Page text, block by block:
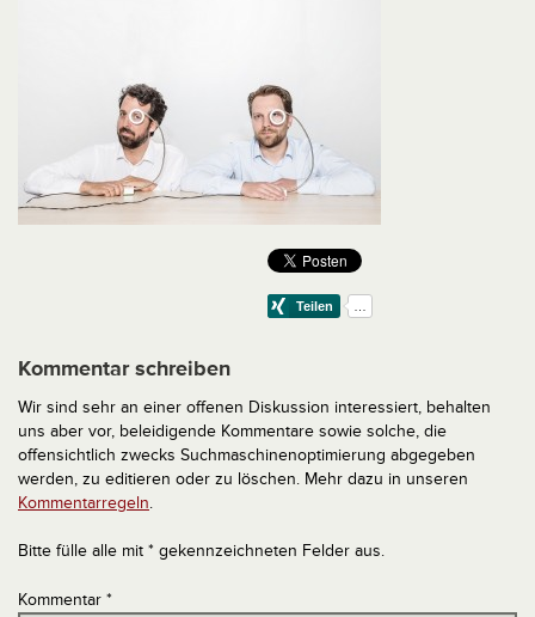
Kommentar schreiben
Wir sind sehr an einer offenen Diskussion interessiert, behalten
uns aber vor, beleidigende Kommentare sowie solche, die
offensichtlich zwecks Suchmaschinenoptimierung abgegeben
werden, zu editieren oder zu löschen. Mehr dazu in unseren
Kommentarregeln.
Bitte fülle alle mit * gekennzeichneten Felder aus.
Kommentar *